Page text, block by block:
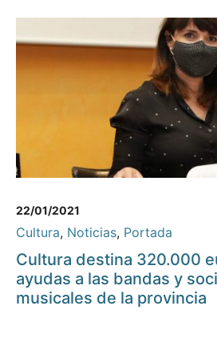
22/01/2021
Cultura, Noticias, Portada
Cultura destina 320.000
ayudas a las bandas y
musicales de la provincia